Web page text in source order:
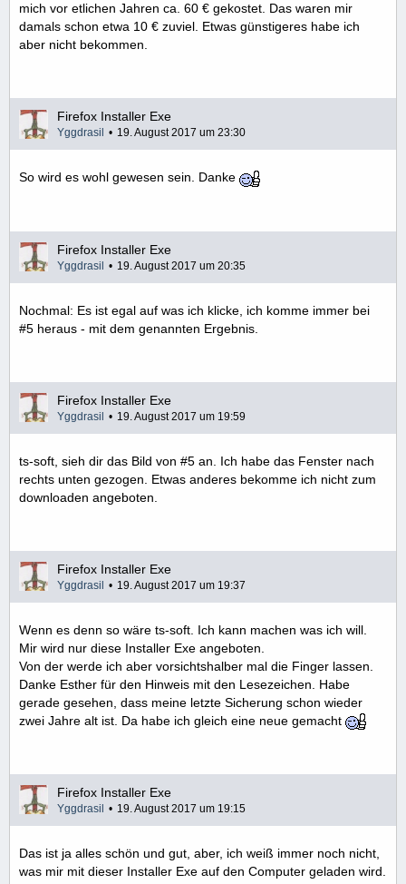
mich vor etlichen Jahren ca. 60 € gekostet. Das waren mir
damals schon etwa 10 € zuviel. Etwas günstigeres habe ich
aber nicht bekommen.
Firefox Installer Exe
Yggdrasil 19. August 2017 um 23:30
So wird es wohl gewesen sein. Danke
Firefox Installer Exe
Yggdrasil 19. August 2017 um 20:35
Nochmal: Es ist egal auf was ich klicke, ich komme immer bei
#5 heraus - mit dem genannten Ergebnis.
Firefox Installer Exe
Yggdrasil 19. August 2017 um 19:59
ts-soft, sieh dir das Bild von #5 an. Ich habe das Fenster nach
rechts unten gezogen. Etwas anderes bekomme ich nicht zum
downloaden angeboten.
Firefox Installer Exe
Yggdrasil 19. August 2017 um 19:37
Wenn es denn so wäre ts-soft. Ich kann machen was ich will.
Mir wird nur diese Installer Exe angeboten.
Von der werde ich aber vorsichtshalber mal die Finger lassen.
Danke Esther für den Hinweis mit den Lesezeichen. Habe
gerade gesehen, dass meine letzte Sicherung schon wieder
zwei Jahre alt ist. Da habe ich gleich eine neue gemacht
Firefox Installer Exe
Yggdrasil 19. August 2017 um 19:15
Das ist ja alles schön und gut, aber, ich weiß immer noch nicht,
was mir mit dieser Installer Exe auf den Computer geladen wird.